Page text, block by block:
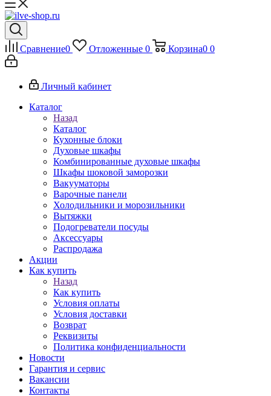
Сравнение0 Отложенные 0 Корзина0 0
Личный кабинет
Каталог
Назад
Каталог
Кухонные блоки
Духовые шкафы
Комбинированные духовые шкафы
Шкафы шоковой заморозки
Вакууматоры
Варочные панели
Холодильники и морозильники
Вытяжки
Подогреватели посуды
Аксессуары
Распродажа
Акции
Как купить
Назад
Как купить
Условия оплаты
Условия доставки
Возврат
Реквизиты
Политика конфиденциальности
Новости
Гарантия и сервис
Вакансии
Контакты